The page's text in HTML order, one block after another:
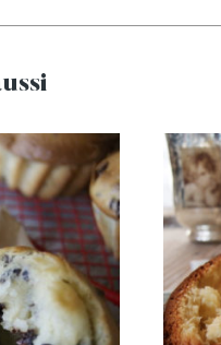
de
et